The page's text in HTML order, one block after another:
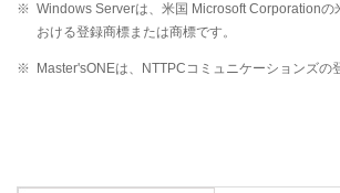
※ Windows Serverは、米国 Microsoft Corporationの
おける登録商標または商標です。
※ Master'sONEは、NTTPCコミュニケーションズの